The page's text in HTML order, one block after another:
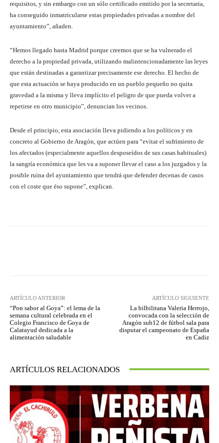
requisitos, y sin embargo con un sólo certificado emitido por la secretaria,
ha conseguido inmatricularse estas propiedades privadas a nombre del
ayuntamiento”, añaden.
“Hemos llegado hasta Madrid porque creemos que se ha vulnerado el
derecho a la propiedad privada, utilizando malintencionadamente las leyes
que están destinadas a garantizar precisamente ese derecho. El hecho de
que esta actuación se haya producido en un pueblo pequeño no quita
gravedad a la misma y lleva implícito el peligro de que pueda volver a
repetirse en otro municipio”, denuncian los vecinos.
Desde el principio, esta asociación lleva pidiendo a los políticos y en
concreto al Gobierno de Aragón, que actúen para “evitar el sufrimiento de
los afectados (especialmente aquellos desposeídos de sus casas habituales)
la sangría económica que les va a suponer llevar el caso a los juzgados y la
posible ruina del ayuntamiento que tendrá que defender decenas de casos
con el coste que éso supone”, explican.
ARTÍCULO ANTERIOR
“Pon sabor al Goya”: el lema de la
semana cultural celebrada en el
Colegio Francisco de Goya de
Calatayud dedicada a la
alimentación saludable
ARTÍCULO SIGUIENTE
La bilbilitana Valeria Herrojo,
convocada con la selección de
Aragón sub12 de fútbol sala para
disputar el campeonato de España
en Cadiz
ARTÍCULOS RELACIONADOS